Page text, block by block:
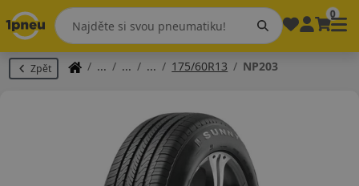
0
Zpět 175/60R13 NP203